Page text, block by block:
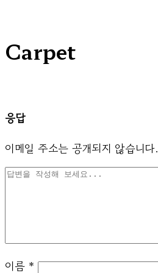
Carpet
응답
이메일 주소는 공개되지 않습니다.
이름 *